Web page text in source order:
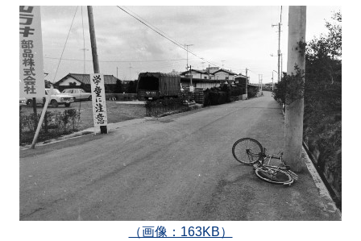
（画像：163KB）